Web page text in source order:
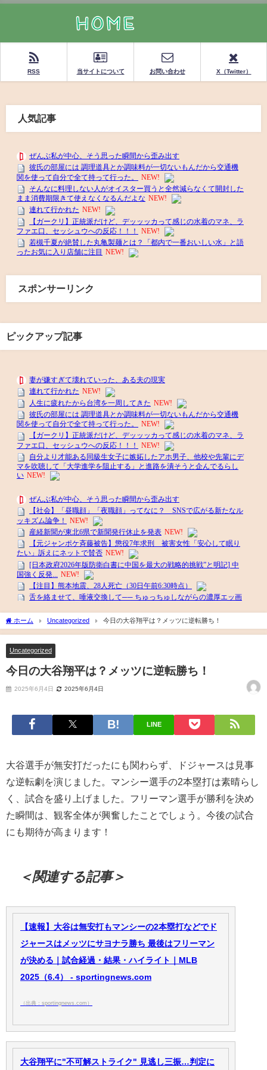
RSS 当サイトについて お問い合わせ X（Twitter）
人気記事
スポンサーリンク
ピックアップ記事
ホーム Uncategorized 今日の大谷翔平は？メッツに逆転勝ち！
Uncategorized
今日の大谷翔平は？メッツに逆転勝ち！
2025年6月4日 2025年6月4日
LINE
大谷選手が無安打だったにも関わらず、ドジャースは見事
な逆転劇を演じました。マンシー選手の2本塁打は素晴らし
く、試合を盛り上げました。フリーマン選手が勝利を決め
た瞬間は、観客全体が興奮したことでしょう。今後の試合
にも期待が高まります！
＜関連する記事＞
【速報】大谷は無安打もマンシーの2本塁打などでド
ジャースはメッツにサヨナラ勝ち 最後はフリーマン
が決める｜試合経過・結果・ハイライト｜MLB
2025（6.4） - sportingnews.com
（出典：sportingnews.com）
大谷翔平に"不可解ストライク" 見逃し三振…判定に